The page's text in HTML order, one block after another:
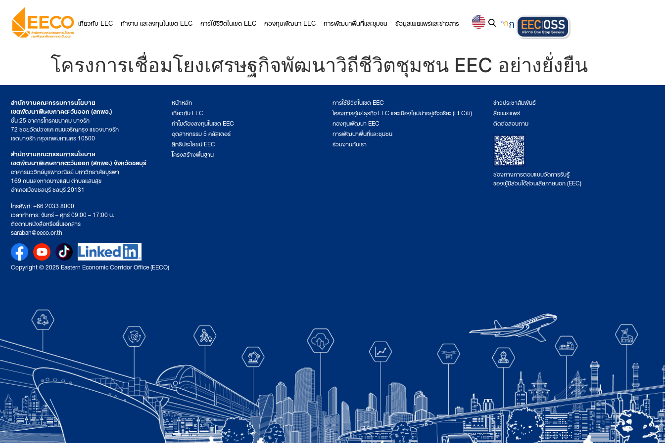
เกี่ยวกับ EEC ทำงาน และลงทุนในเขต EEC การใช้ชีวิตในเขต EEC กองทุนพัฒนา EEC การพัฒนาพื้นที่และชุมชน ข้อมูลเผยแพร่และข่าวสาร กกก
โครงการเชื่อมโยงเศรษฐกิจพัฒนาวิถีชีวิตชุมชน EEC อย่างยั่งยืน
สำนักงานคณะกรรมการนโยบาย
เขตพัฒนาพิเศษภาคตะวันออก (สกพอ.)
ชั้น 25 อาคารโทรคมนาคม บางรัก
72 ซอยวัดม่วงแค ถนนเจริญกรุง แขวงบางรัก
เขตบางรัก กรุงเทพมหานคร 10500
สำนักงานคณะกรรมการนโยบาย
เขตพัฒนาพิเศษภาคตะวันออก (สกพอ.) จังหวัดชลบุรี
อาคารนววิทย์บูรพาวณิชย์ มหาวิทยาลัยบูรพา
169 ถนนลงหาดบางแสน ตำบลแสนสุข
อำเภอเมืองชลบุรี ชลบุรี 20131
โทรศัพท์: +66 2033 8000
เวลาทำการ: จันทร์ – ศุกร์ 09:00 – 17:00 น.
ติดตามหนังสือหรือยื่นเอกสาร
saraban@eeco.or.th
หน้าหลัก
เกี่ยวกับ EEC
ทำไมต้องลงทุนในเขต EEC
อุตสาหกรรม 5 คลัสเตอร์
สิทธิประโยชน์ EEC
โครงสร้างพื้นฐาน
การใช้ชีวิตในเขต EEC
โครงการศูนย์ธุรกิจ EEC และเมืองใหม่น่าอยู่อัจฉริยะ (EECiti)
กองทุนพัฒนา EEC
การพัฒนาพื้นที่และชุมชน
ร่วมงานกับเรา
ข่าวประชาสัมพันธ์
สื่อเผยแพร่
ติดต่อสอบถาม
ช่องทางการตอบแบบวัดการรับรู้
ของผู้มีส่วนได้ส่วนเสียภายนอก (EEC)
Copyright © 2025 Eastern Economic Corridor Office (EECO)